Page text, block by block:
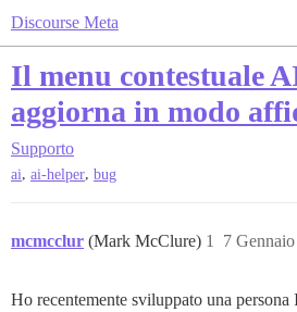
Discourse Meta
Il menu contestuale
aggiorna in modo
Supporto
ai, ai-helper, bug
mcmcclur (Mark McClure) 7
1
Ho recentemente sviluppato una